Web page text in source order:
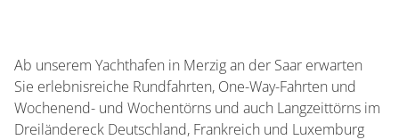
Mit öffentlichen Verkehrsmitteln gut zu erreichen
Busparkplätze vorhanden
Parkmöglichkeiten am Haus
Ab unserem Yachthafen in Merzig an der Saar erwarten
Sie erlebnisreiche Rundfahrten, One-Way-Fahrten und
Wochenend- und Wochentörns und auch Langzeittörns im
Dreiländereck Deutschland, Frankreich und Luxemburg